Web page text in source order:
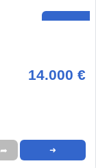
14.000 €
➦ ➜